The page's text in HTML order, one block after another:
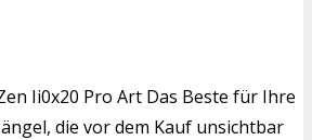
Ii0x20 Pro Art Das Beste für Ihre
die vor dem Kauf unsichtbar